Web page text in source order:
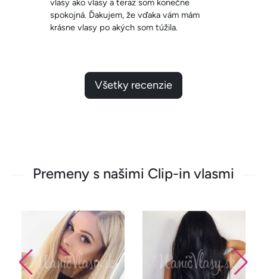
Všetky recenzie
Premeny s našimi Clip-in vlasmi